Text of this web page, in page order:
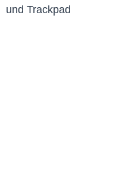
und Trackpad